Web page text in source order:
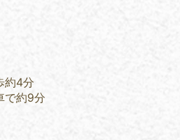
約4分
で約9分